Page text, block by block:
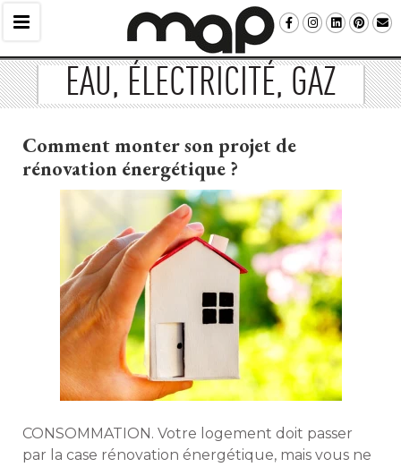
EAU, ÉLECTRICITÉ, GAZ
Comment monter son projet de
rénovation énergétique ?
CONSOMMATION. Votre logement doit passer
par la case rénovation énergétique, mais vous ne